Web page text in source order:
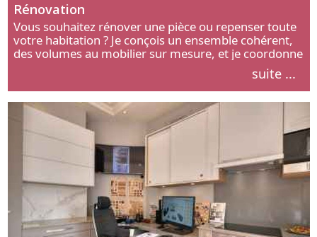
Rénovation
Vous souhaitez rénover une pièce ou repenser toute
votre habitation ? Je conçois un ensemble cohérent,
des volumes au mobilier sur mesure, et je coordonne
suite ...